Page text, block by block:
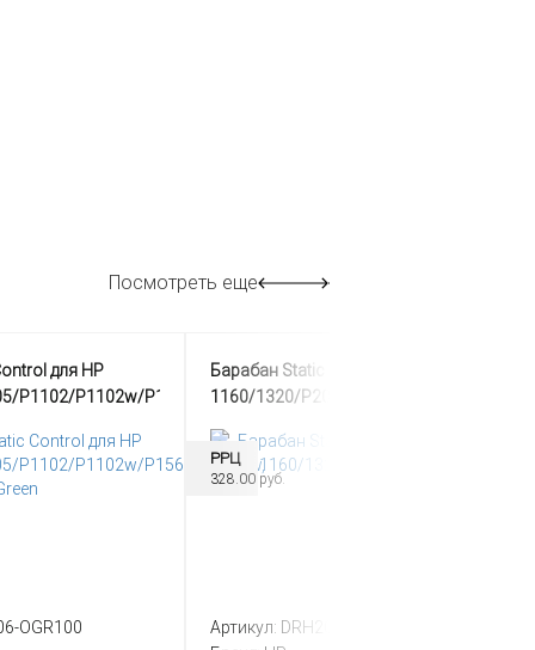
Посмотреть еще
для HP
P1102/P1102w/P1566/P1606w,
OGR100
РРЦ
328.00 руб.
Барабан Static Control для HP LJ
1160/1320/P2015, Green
Артикул: DRH2015-ORG100